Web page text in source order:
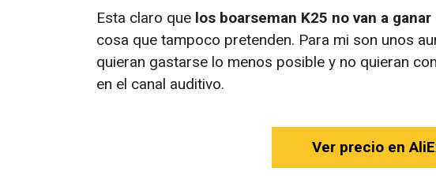
Esta claro que los boarseman K25 no van a
cosa que tampoco pretenden. Para mi son unos
quieran gastarse lo menos posible y no quieran
en el canal auditivo.
Ver precio en